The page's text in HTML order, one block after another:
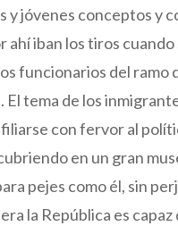
y jóvenes conceptos y
ahí iban los tiros
funcionarios del
tema de los
con fervor al
en un gran
pejes como él, sin
la República es